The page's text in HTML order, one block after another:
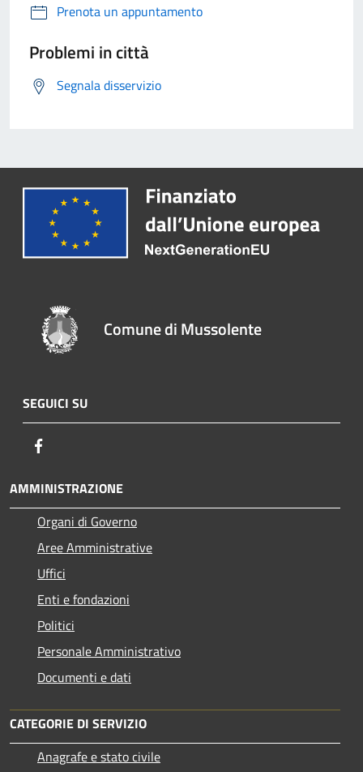
Prenota un appuntamento
Problemi in città
Segnala disservizio
Comune di Mussolente
SEGUICI SU
AMMINISTRAZIONE
Organi di Governo
Aree Amministrative
Uffici
Enti e fondazioni
Politici
Personale Amministrativo
Documenti e dati
CATEGORIE DI SERVIZIO
Anagrafe e stato civile